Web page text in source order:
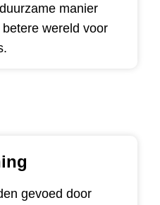
manier
wereld voor
gevoed door